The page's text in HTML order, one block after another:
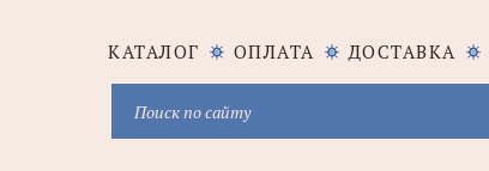
КАТАЛОГ ОПЛАТА ДОСТАВКА